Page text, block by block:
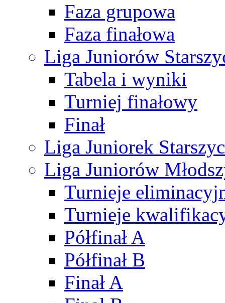
Faza grupowa
Faza finałowa
Liga Juniorów
Tabela i wyniki
Turniej finałowy
Finał
Liga Juniorek
Liga Juniorów
Turnieje
Turnieje
Półfinał A
Półfinał B
Finał A